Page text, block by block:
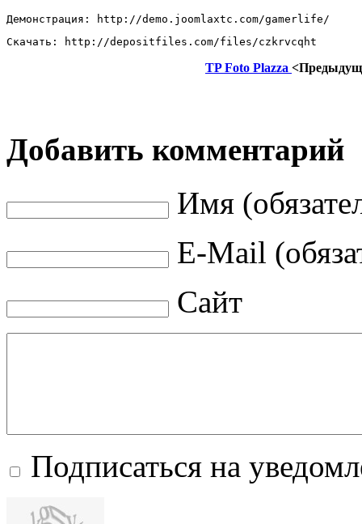
Демонстрация: http://demo.joomlaxtc.com/gamerlife/
Скачать: http://depositfiles.com/files/czkrvcqht
TP Foto Plazza
Добавить комментарий
Имя
E-Mail
Сайт
Подписаться на